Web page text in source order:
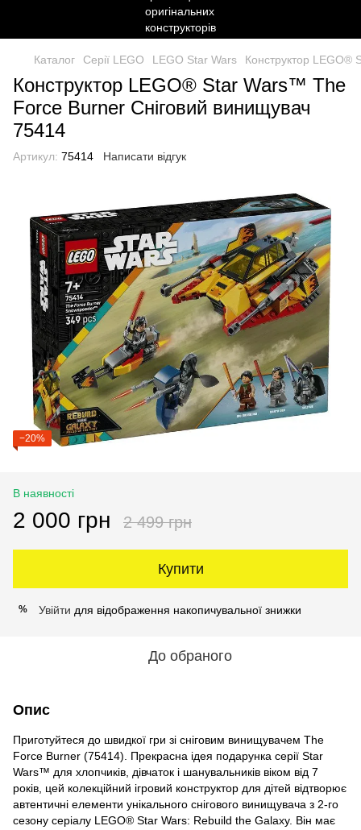
Каталог Серії LEGO LEGO Star Wars Конструктор LEGO®
Конструктор LEGO® Star Wars™ The
Force Burner Сніговий винищувач
75414
Артикул: 75414 Написати відгук
−20%
В наявності
2 000 грн 2 499 грн
Купити
% Увійти для відображення накопичувальної знижки
До обраного
Опис
Приготуйтеся до швидкої гри зі сніговим винищувачем The
Force Burner (75414). Прекрасна ідея подарунка серії Star
Wars™ для хлопчиків, дівчаток і шанувальників віком від 7
років, цей колекційний ігровий конструктор для дітей відтворює
автентичні елементи унікального снігового винищувача з 2-го
сезону серіалу LEGO® Star Wars: Rebuild the Galaxy. Він має